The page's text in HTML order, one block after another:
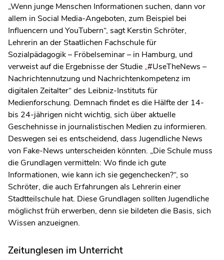
„Wenn junge Menschen Informationen suchen, dann vor
allem in Social Media-Angeboten, zum Beispiel bei
Influencern und YouTubern“, sagt Kerstin Schröter,
Lehrerin an der Staatlichen Fachschule für
Sozialpädagogik – Fröbelseminar – in Hamburg, und
verweist auf die Ergebnisse der Studie „#UseTheNews –
Nachrichtennutzung und Nachrichtenkompetenz im
digitalen Zeitalter“ des Leibniz-Instituts für
Medienforschung. Demnach findet es die Hälfte der 14-
bis 24-jährigen nicht wichtig, sich über aktuelle
Geschehnisse in journalistischen Medien zu informieren.
Deswegen sei es entscheidend, dass Jugendliche News
von Fake-News unterscheiden könnten. „Die Schule muss
die Grundlagen vermitteln: Wo finde ich gute
Informationen, wie kann ich sie gegenchecken?“, so
Schröter, die auch Erfahrungen als Lehrerin einer
Stadtteilschule hat. Diese Grundlagen sollten Jugendliche
möglichst früh erwerben, denn sie bildeten die Basis, sich
Wissen anzueignen.
Zeitunglesen im Unterricht